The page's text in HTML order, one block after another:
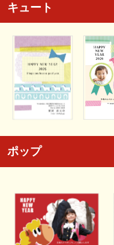
キュート
ポップ